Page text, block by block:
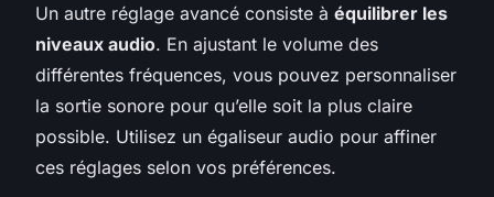
Un autre réglage avancé consiste à équilibrer les
niveaux audio. En ajustant le volume des
différentes fréquences, vous pouvez personnaliser
la sortie sonore pour qu’elle soit la plus claire
possible. Utilisez un égaliseur audio pour affiner
ces réglages selon vos préférences.